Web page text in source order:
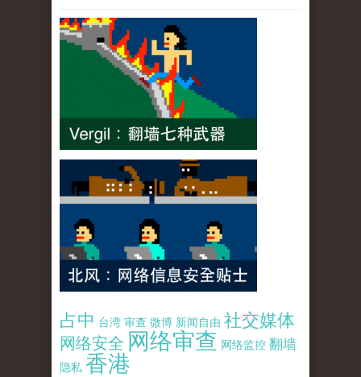
占中 台湾 审查 微博 新闻自由 社交媒体
网络安全 网络审查 网络监控 翻墙
隐私 香港